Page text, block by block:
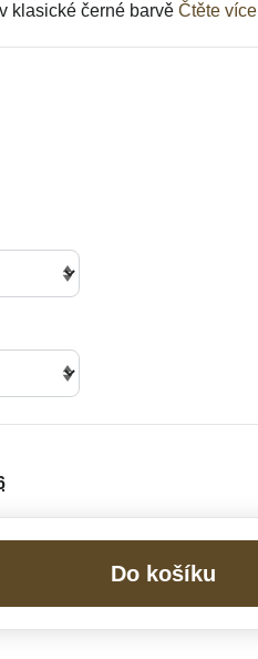
klasické černé barvě Čtěte více
Do košíku